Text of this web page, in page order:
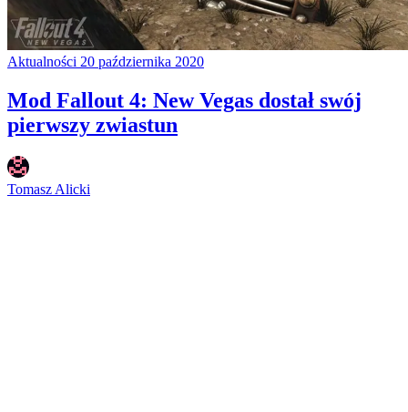
Aktualności 20 października 2020
Mod Fallout 4: New Vegas dostał swój
pierwszy zwiastun
Tomasz Alicki